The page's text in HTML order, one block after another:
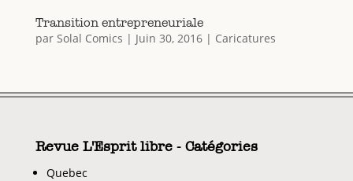
Transition entrepreneuriale
par Solal Comics | Juin 30, 2016| Caricatures
Revue L'Esprit libre - Catégories
Quebec